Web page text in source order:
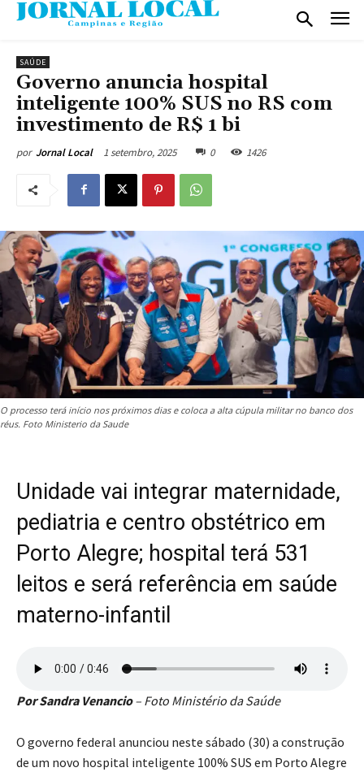
SAÚDE
Governo anuncia hospital
inteligente 100% SUS no RS com
investimento de R$ 1 bi
por Jornal Local 1 setembro, 2025 0 1426
O processo terá início nos próximos dias e coloca a alta cúpula militar no banco dos
réus. Foto Ministerio da Saude
Unidade vai integrar maternidade,
pediatria e centro obstétrico em
Porto Alegre; hospital terá 531
leitos e será referência em saúde
materno-infantil
Por Sandra Venancio– Foto Ministério da Saúde
O governo federal anunciou neste sábado (30) a construção
de um novo hospital inteligente 100% SUS em Porto Alegre